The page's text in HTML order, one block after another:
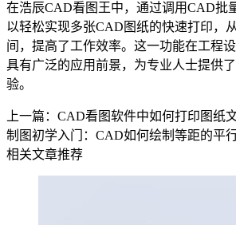
在浩辰CAD看图王中，通过调用CAD批
以轻松实现多张CAD图纸的快速打印，
间，提高了工作效率。这一功能在工程
具有广泛的应用前景，为专业人士提供
验。
上一篇：CAD看图软件中如何打印图纸文
制图初学入门：CAD如何绘制等距的平行
相关文章推荐